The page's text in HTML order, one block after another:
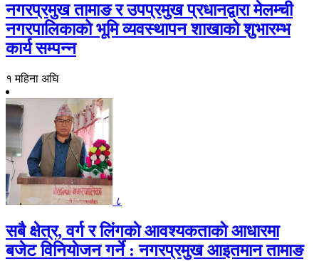
नगरप्रमुख तामाङ र उपप्रमुख प्रधानद्वारा मेलम्ची
नगरपालिकाको भूमि व्यवस्थापन शाखाको शुभारम्भ
कार्य सम्पन्न
१ महिना अघि
८
सबै क्षेत्र, वर्ग र लिंगकाे आवश्यकताकाे आधारमा
बजेट विनियाेजन गर्ने : नगरप्रमुख आइतमान तामाङ